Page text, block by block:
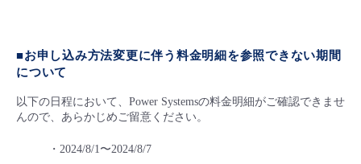
- Flexible InterConnect
- Flexible Remote Access
- vUTM2
■お申し込み方法変更に伴う料金明細を参照できない期間
について
以下の日程において、Power Systemsの料金明細がご確認できませ
んので、あらかじめご留意ください。
・2024/8/1〜2024/8/7